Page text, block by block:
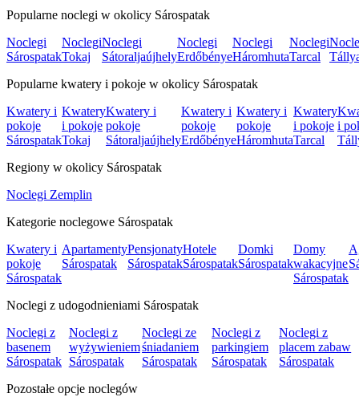
Popularne noclegi w okolicy Sárospatak
Noclegi
Sárospatak
Noclegi
Tokaj
Noclegi
Sátoraljaújhely
Noclegi
Erdőbénye
Noclegi
Háromhuta
Noclegi
Tarcal
Popularne kwatery i pokoje w okolicy Sárospatak
Kwatery i
pokoje
Sárospatak
Kwatery
i pokoje
Tokaj
Kwatery i
pokoje
Sátoraljaújhely
Kwatery i
pokoje
Erdőbénye
Kwatery i
pokoje
Háromhuta
Kwatery
i pokoje
Tarcal
i
Regiony w okolicy Sárospatak
Noclegi Zemplin
Kategorie noclegowe Sárospatak
Kwatery i
pokoje
Sárospatak
Apartamenty
Sárospatak
Pensjonaty
Sárospatak
Hotele
Sárospatak
Domki
Sárospatak
Domy
wakacyjne
Sárospatak
Noclegi z udogodnieniami Sárospatak
Noclegi z
basenem
Sárospatak
Noclegi z
wyżywieniem
Sárospatak
Noclegi ze
śniadaniem
Sárospatak
Noclegi z
parkingiem
Sárospatak
Noclegi z
placem zabaw
Sárospatak
Pozostałe opcje noclegów